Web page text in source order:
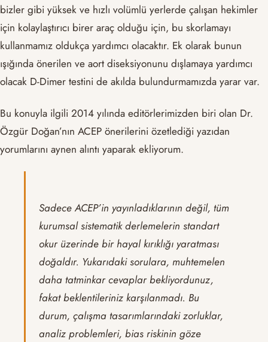
bizler gibi yüksek ve hızlı volümlü yerlerde çalışan hekimler
için kolaylaştırıcı birer araç olduğu için, bu skorlamayı
kullanmamız oldukça yardımcı olacaktır. Ek olarak bunun
ışığında önerilen ve aort diseksiyonunu dışlamaya yardımcı
olacak D-Dimer testini de akılda bulundurmamızda yarar var.
Bu konuyla ilgili 2014 yılında editörlerimizden biri olan Dr.
Özgür Doğan’nın ACEP önerilerini özetlediği yazıdan
yorumlarını aynen alıntı yaparak ekliyorum.
Sadece ACEP’in yayınladıklarının değil, tüm
kurumsal sistematik derlemelerin standart
okur üzerinde bir hayal kırıklığı yaratması
doğaldır. Yukarıdaki sorulara, muhtemelen
daha tatminkar cevaplar bekliyordunuz,
fakat beklentileriniz karşılanmadı. Bu
durum, çalışma tasarımlarındaki zorluklar,
analiz problemleri, bias riskinin göze